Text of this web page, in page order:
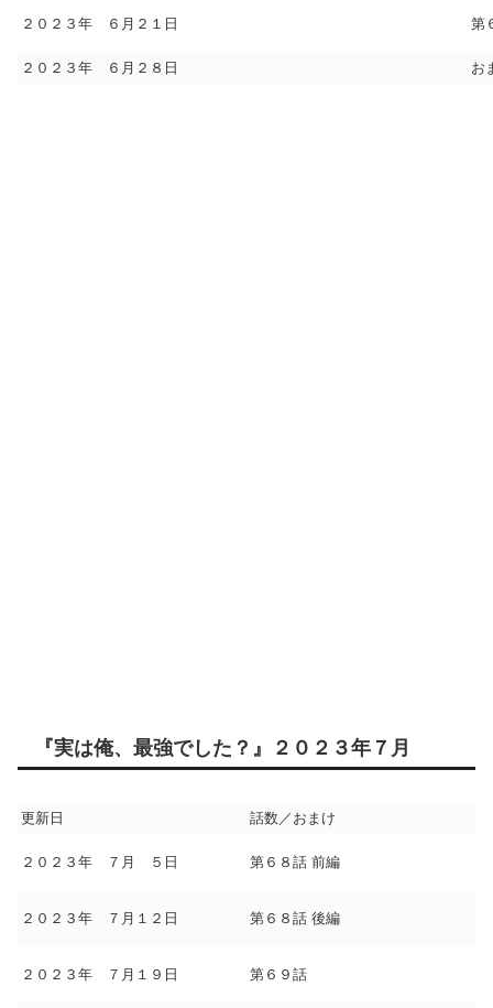
２０２３年 ６月２１日 第
２０２３年 ６月２８日 お
『実は俺、最強でした？』２０２３年７月
更新日 話数／おまけ
２０２３年 ７月 ５日 第６８話 前編
２０２３年 ７月１２日 第６８話 後編
２０２３年 ７月１９日 第６９話